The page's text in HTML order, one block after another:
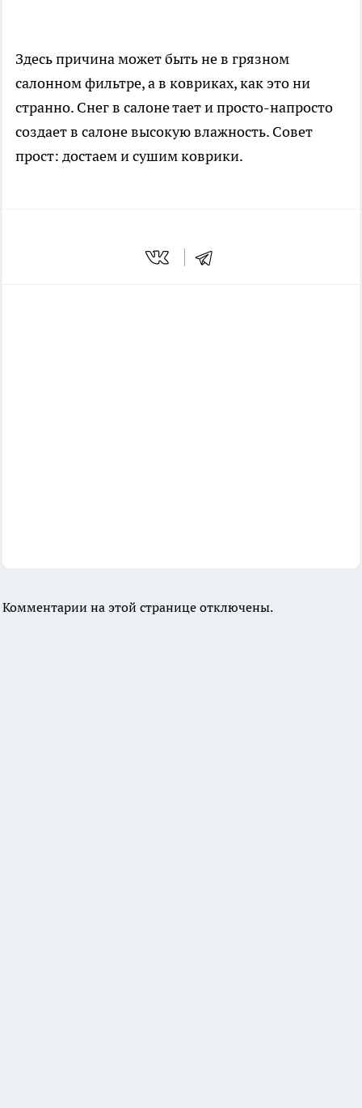
Здесь причина может быть не в грязном
салонном фильтре, а в ковриках, как это ни
странно. Снег в салоне тает и просто-напросто
создает в салоне высокую влажность. Совет
прост: достаем и сушим коврики.
Комментарии на этой странице отключены.